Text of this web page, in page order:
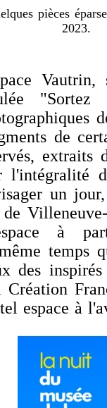
pièces
2023.
de
extraits
l'intégralité
un
à
temps
des
espace à